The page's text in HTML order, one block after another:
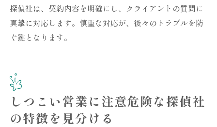
探偵社は、契約内容を明確にし、クライアントの質問に
真摯に対応します。慎重な対応が、後々のトラブルを防
ぐ鍵となります。
しつこい営業に注意危険な探偵社
の特徴を見分ける